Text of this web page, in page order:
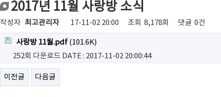
2017년 11월 사랑방 소식
작성자 최고관리자 17-11-02 20:00 조회 8,178회 댓글 0건
사랑방 11월.pdf (101.6K)
252회 다운로드 DATE : 2017-11-02 20:00:44
이전글 다음글